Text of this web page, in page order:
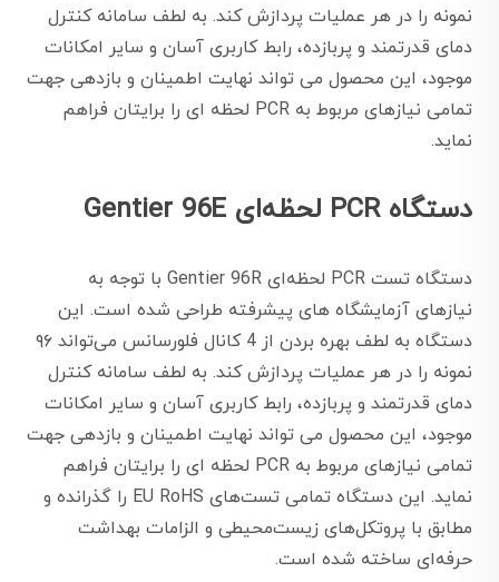
نمونه را در هر عملیات پردازش کند. به لطف سامانه کنترل
دمای قدرتمند و پربازده، رابط کاربری آسان و سایر امکانات
موجود، این محصول می تواند نهایت اطمینان و بازدهی جهت
تمامی نیازهای مربوط به PCR لحظه ای را برایتان فراهم
نماید.
دستگاه PCR لحظه‌ای Gentier 96E
دستگاه تست PCR لحظه‌ای Gentier 96R با توجه به
نیازهای آزمایشگاه های پیشرفته طراحی شده است. این
دستگاه به لطف بهره بردن از 4 کانال فلورسانس می‌تواند ۹۶
نمونه را در هر عملیات پردازش کند. به لطف سامانه کنترل
دمای قدرتمند و پربازده، رابط کاربری آسان و سایر امکانات
موجود، این محصول می تواند نهایت اطمینان و بازدهی جهت
تمامی نیازهای مربوط به PCR لحظه ای را برایتان فراهم
نماید. این دستگاه تمامی تست‌های EU RoHS را گذرانده و
مطابق با پروتکل‌های زیست‌محیطی و الزامات بهداشت
حرفه‌ای ساخته شده است.